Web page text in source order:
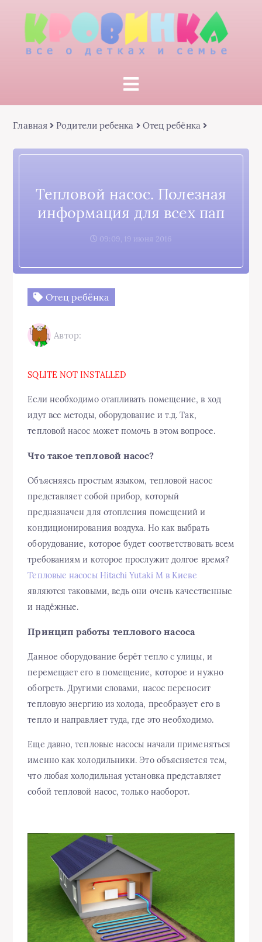
Главная Родители ребенка Отец ребёнка
Тепловой насос. Полезная
информация для всех пап
09:09, 19 июня 2016
Отец ребёнка
Автор:
SQLITE NOT INSTALLED
Если необходимо отапливать помещение, в ход
идут все методы, оборудование и т.д. Так,
тепловой насос может помочь в этом вопросе.
Что такое тепловой насос?
Объясняясь простым языком, тепловой насос
представляет собой прибор, который
предназначен для отопления помещений и
кондиционирования воздуха. Но как выбрать
оборудование, которое будет соответствовать всем
требованиям и которое прослужит долгое время?
Тепловые насосы Hitachi Yutaki M в Киеве
являются таковыми, ведь они очень качественные
и надёжные.
Принцип работы теплового насоса
Данное оборудование берёт тепло с улицы, и
перемещает его в помещение, которое и нужно
обогреть. Другими словами, насос переносит
тепловую энергию из холода, преобразует его в
тепло и направляет туда, где это необходимо.
Еще давно, тепловые насосы начали применяться
именно как холодильники. Это объясняется тем,
что любая холодильная установка представляет
собой тепловой насос, только наоборот.